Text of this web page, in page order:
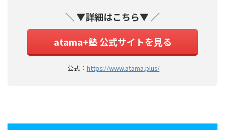
＼ ▼詳細はこちら▼ ／
atama+塾 公式サイトを見る
公式： https://www.atama.plus/